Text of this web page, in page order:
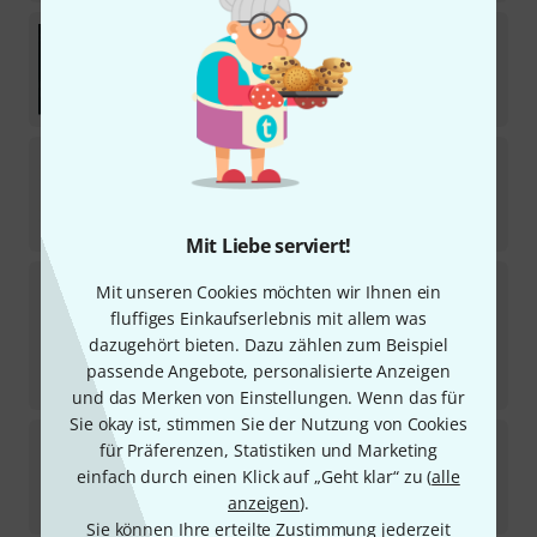
Mit Liebe serviert!
Mit unseren Cookies möchten wir Ihnen ein
fluffiges Einkaufserlebnis mit allem was
dazugehört bieten. Dazu zählen zum Beispiel
passende Angebote, personalisierte Anzeigen
und das Merken von Einstellungen. Wenn das für
Sie okay ist, stimmen Sie der Nutzung von Cookies
für Präferenzen, Statistiken und Marketing
einfach durch einen Klick auf „Geht klar“ zu (alle
anzeigen).
Sie können Ihre erteilte Zustimmung jederzeit
Edition OlmsMetallica Back To Front
1
Sofort lieferbar
49,95€
Hetfield's White Fang Tin 0,73
19
LTD Iron Cross LH SW
Sofort lieferbar
1.579 €
UVP:1.899 €
-17%
EMG JH "HET" Set F-Spaced C
Sofort lieferbar